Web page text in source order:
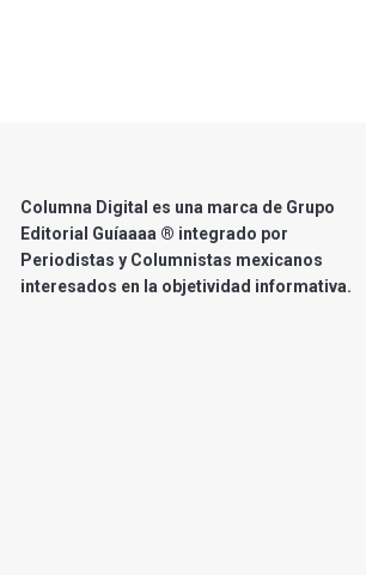
Columna Digital es una marca de Grupo
Editorial Guíaaaa ® integrado por
Periodistas y Columnistas mexicanos
interesados en la objetividad informativa.